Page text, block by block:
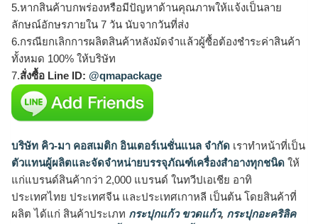
5.หากสินค้าบกพร่องหรือมีปัญหาด้านคุณภาพให้แจ้งเป็นลาย
ลักษณ์อักษรภายใน 7 วัน นับจากวันที่ส่ง
6.กรณียกเลิกการผลิตสินค้าหลังมัดจำแล้วผู้ซื้อต้องชำระค่าสินค้า
ทั้งหมด 100% ให้บริษัท
7.สั่งซื้อ Line ID: @qmapackage
บริษัท คิว-มา คอสเมติก อินเตอร์เนชั่นแนล จำกัด เราทำหน้าที่เป็น
ตัวแทนผู้ผลิตและจัดจำหน่ายบรรจุภัณฑ์เครื่องสำอางทุกชนิด ให้
แก่แบรนด์สินค้ากว่า 2,000 แบรนด์ ในทวีปเอเชีย อาทิ
ประเทศไทย ประเทศจีน และประเทศเกาหลี เป็นต้น โดยสินค้าที่
ผลิต ได้แก่ สินค้าประเภท กระปุกแก้ว ขวดแก้ว, กระปุกอะคริลิค